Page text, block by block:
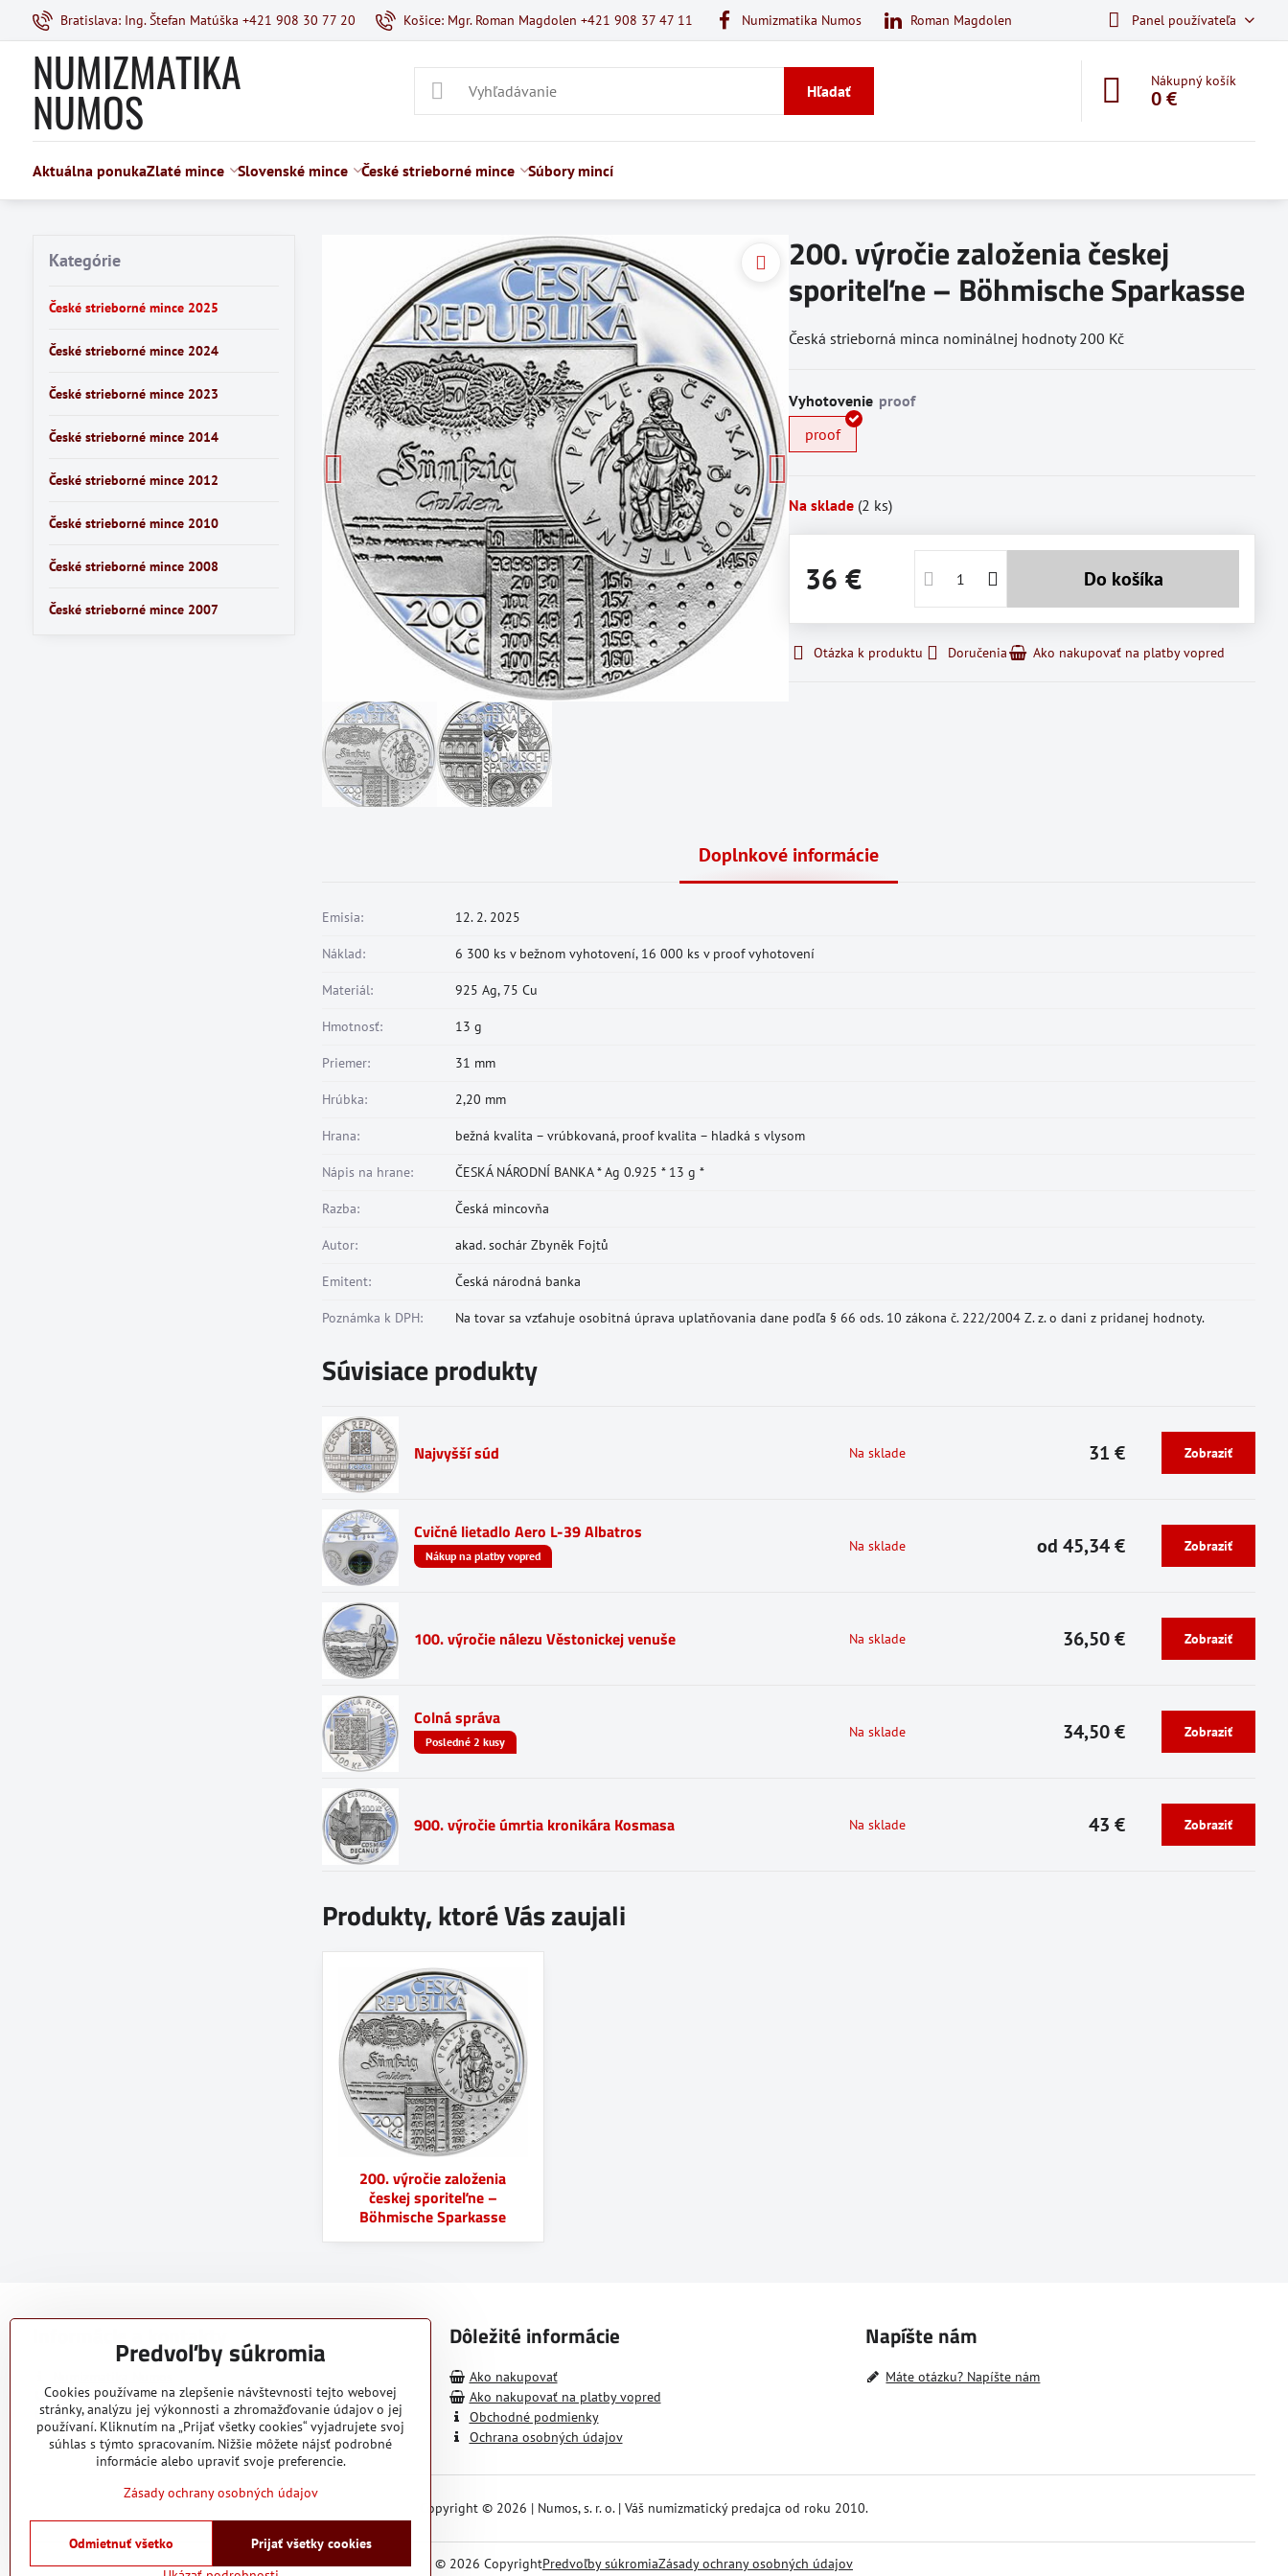
Bratislava: Ing. Štefan Matúška +421 908 30 77 20 Košice: Mgr. Roman Magdolen +421 908 37 47 11 Numizmatika Numos Roman Magdolen Panel používateľa
NUMIZMATIKA
NUMOS Hľadať
Nákupný košík
0 €
Aktuálna ponukaZlaté mince Slovenské mince České strieborné mince Súbory mincí
200. výročie založenia českej
sporiteľne – Böhmische Sparkasse
Česká strieborná minca nominálnej hodnoty 200 Kč
Vyhotovenie
proof
Na sklade (2 ks)
36 € Do košíka
Otázka k produktu Doručenia Ako nakupovať na platby vopred
Doplnkové informácie
Emisia: 12. 2. 2025
Náklad: 6 300 ks v bežnom vyhotovení, 16 000 ks v proof vyhotovení
Materiál: 925 Ag, 75 Cu
Hmotnosť: 13 g
Priemer: 31 mm
Hrúbka: 2,20 mm
Hrana: bežná kvalita – vrúbkovaná, proof kvalita – hladká s vlysom
Nápis na hrane: ČESKÁ NÁRODNÍ BANKA * Ag 0.925 * 13 g *
Razba: Česká mincovňa
Autor: akad. sochár Zbyněk Fojtů
Emitent: Česká národná banka
Poznámka k DPH: Na tovar sa vzťahuje osobitná úprava uplatňovania dane podľa § 66 ods. 10 zákona č. 222/2004 Z. z. o dani z pridanej hodnoty.
Súvisiace produkty
Najvyšší súd Na sklade 31 € Zobraziť
Cvičné lietadlo Aero L-39 Albatros
Nákup na platby vopred
Na sklade od 45,34 € Zobraziť
100. výročie nálezu Věstonickej venuše Na sklade 36,50 € Zobraziť
Colná správa
Posledné 2 kusy
Na sklade 34,50 € Zobraziť
900. výročie úmrtia kronikára Kosmasa Na sklade 43 € Zobraziť
Produkty, ktoré Vás zaujali
200. výročie založenia
českej sporiteľne –
Böhmische Sparkasse
Kategórie
České strieborné mince 2025
České strieborné mince 2024
České strieborné mince 2023
České strieborné mince 2014
České strieborné mince 2012
České strieborné mince 2010
České strieborné mince 2008
České strieborné mince 2007
Bratislava: Ing. Štefan Matúška +421 908 30 77 20
Košice: Mgr. Roman Magdolen +421 908 37 47 11
Dôležité informácie
Ako nakupovať
Ako nakupovať na platby vopred
Obchodné podmienky
Ochrana osobných údajov
Napíšte nám
Máte otázku? Napíšte nám
Copyright © 2026 | Numos, s. r. o. | Váš numizmatický predajca od roku 2010.
© 2026 CopyrightPredvoľby súkromiaZásady ochrany osobných údajov
Predvoľby súkromia
Cookies používame na zlepšenie návštevnosti tejto webovej
stránky, analýzu jej výkonnosti a zhromažďovanie údajov o jej
používaní. Kliknutím na „Prijať všetky cookies“ vyjadrujete svoj
súhlas s týmto spracovaním. Nižšie môžete nájsť podrobné
informácie alebo upraviť svoje preferencie.
Zásady ochrany osobných údajov
Prijať všetky cookies
Odmietnuť všetko